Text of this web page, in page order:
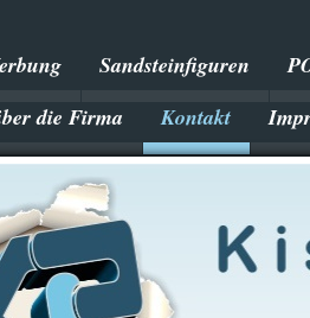
Sandsteinfiguren
die Firma Kontakt